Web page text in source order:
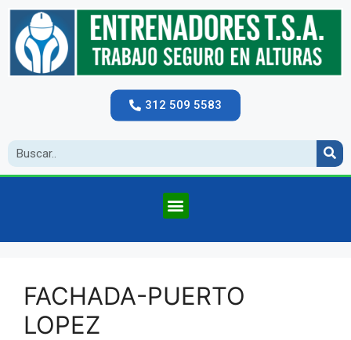
312 509 5583
FACHADA-PUERTO
LOPEZ